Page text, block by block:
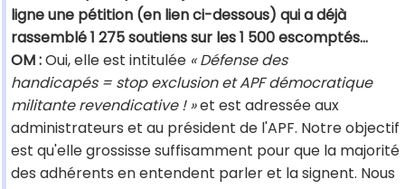
ligne une pétition (en lien ci-dessous) qui a déjà
rassemblé 1 275 soutiens sur les 1 500 escomptés…
OM :Oui, elle est intitulée « Défense des
handicapés = stop exclusion et APF démocratique
militante revendicative ! »et est adressée aux
administrateurs et au président de l'APF. Notre objectif
est qu'elle grossisse suffisamment pour que la majorité
des adhérents en entendent parler et la signent. Nous